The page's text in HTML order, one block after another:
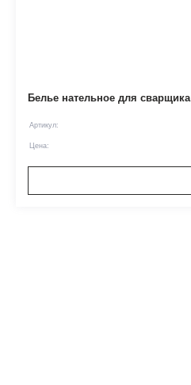
Белье нательное для сварщика
Артикул:
Цена: